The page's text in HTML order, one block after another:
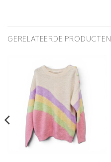
GERELATEERDE PRODUCTEN